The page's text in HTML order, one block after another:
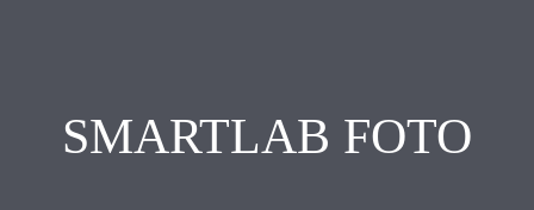
SMARTLAB FOTO